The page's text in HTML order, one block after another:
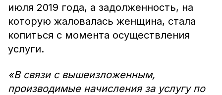
июля 2019 года, а задолженность, на
которую жаловалась женщина, стала
копиться с момента осуществления
услуги.
«В связи с вышеизложенным,
производимые начисления за услугу по